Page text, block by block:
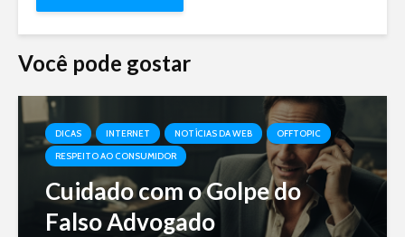
Você pode gostar
DICAS INTERNET NOTÍCIAS DA WEB
OFFTOPIC
RESPEITO AO CONSUMIDOR
Cuidado com o Golpe do
Falso Advogado